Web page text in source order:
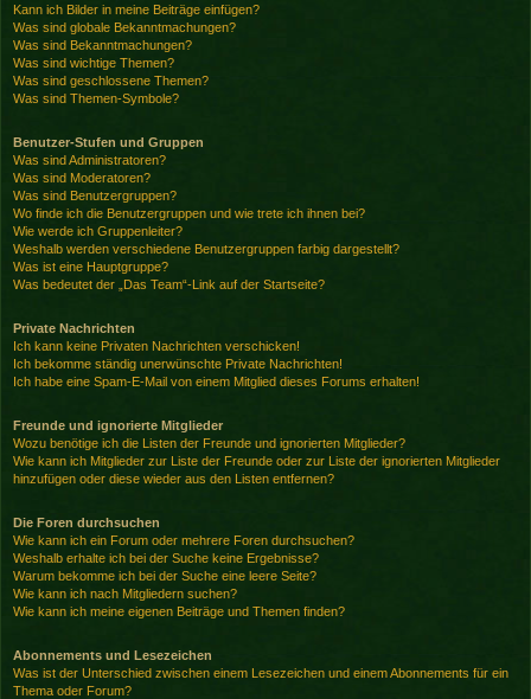
Kann ich Bilder in meine Beiträge einfügen?
Was sind globale Bekanntmachungen?
Was sind Bekanntmachungen?
Was sind wichtige Themen?
Was sind geschlossene Themen?
Was sind Themen-Symbole?
Benutzer-Stufen und Gruppen
Was sind Administratoren?
Was sind Moderatoren?
Was sind Benutzergruppen?
Wo finde ich die Benutzergruppen und wie trete ich ihnen bei?
Wie werde ich Gruppenleiter?
Weshalb werden verschiedene Benutzergruppen farbig dargestellt?
Was ist eine Hauptgruppe?
Was bedeutet der „Das Team“-Link auf der Startseite?
Private Nachrichten
Ich kann keine Privaten Nachrichten verschicken!
Ich bekomme ständig unerwünschte Private Nachrichten!
Ich habe eine Spam-E-Mail von einem Mitglied dieses Forums erhalten!
Freunde und ignorierte Mitglieder
Wozu benötige ich die Listen der Freunde und ignorierten Mitglieder?
Wie kann ich Mitglieder zur Liste der Freunde oder zur Liste der ignorierten Mitglieder
hinzufügen oder diese wieder aus den Listen entfernen?
Die Foren durchsuchen
Wie kann ich ein Forum oder mehrere Foren durchsuchen?
Weshalb erhalte ich bei der Suche keine Ergebnisse?
Warum bekomme ich bei der Suche eine leere Seite?
Wie kann ich nach Mitgliedern suchen?
Wie kann ich meine eigenen Beiträge und Themen finden?
Abonnements und Lesezeichen
Was ist der Unterschied zwischen einem Lesezeichen und einem Abonnements für ein
Thema oder Forum?